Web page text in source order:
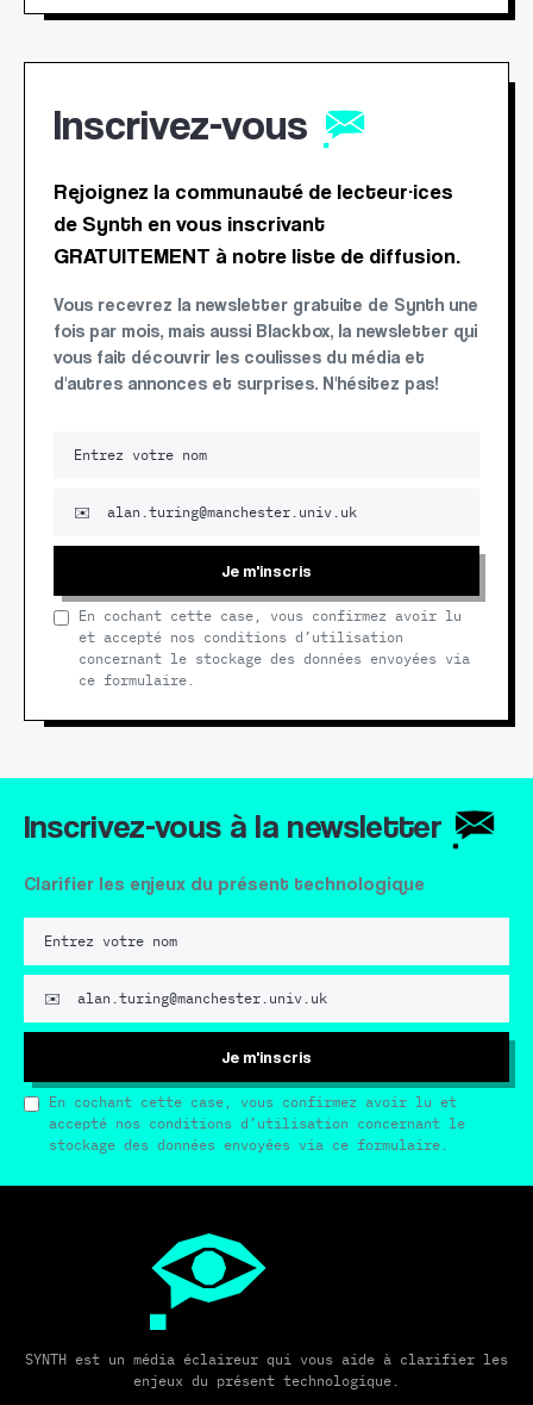
Inscrivez-vous
Rejoignez la communauté de lecteur·ices
de Synth en vous inscrivant
GRATUITEMENT à notre liste de diffusion.
Vous recevrez la newsletter gratuite de Synth une
fois par mois, mais aussi Blackbox, la newsletter qui
vous fait découvrir les coulisses du média et
d'autres annonces et surprises. N'hésitez pas!
Je m'inscris
En cochant cette case, vous confirmez avoir lu
et accepté nos conditions d’utilisation
concernant le stockage des données envoyées via
ce formulaire.
Inscrivez-vous à la newsletter
Clarifier les enjeux du présent technologique
Je m'inscris
En cochant cette case, vous confirmez avoir lu et
accepté nos conditions d’utilisation concernant le
stockage des données envoyées via ce formulaire.
SYNTH est un média éclaireur qui vous aide à clarifier les
enjeux du présent technologique.